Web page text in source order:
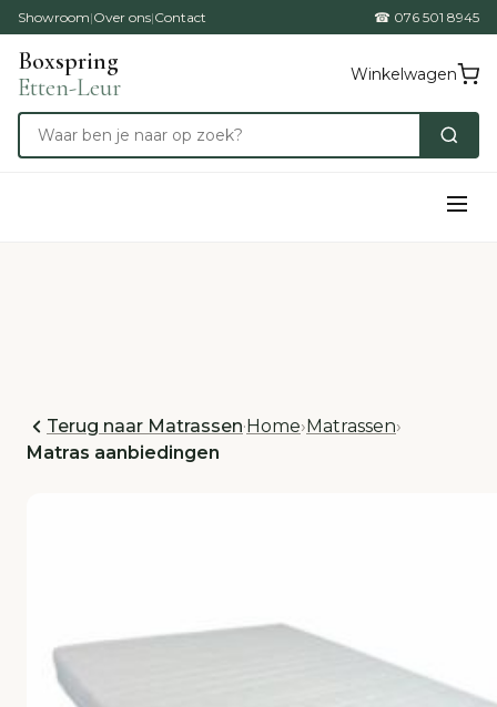
Showroom|Over ons|Contact ☎ 076 501 8945
Boxspring
Etten-Leur
Winkelwagen
Terug naar Matrassen·Home›Matrassen›
Matras aanbiedingen